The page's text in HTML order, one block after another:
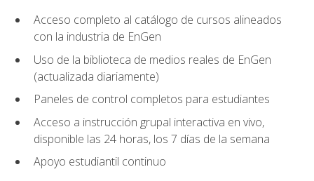
Acceso completo al catálogo de cursos alineados
con la industria de EnGen
Uso de la biblioteca de medios reales de EnGen
(actualizada diariamente)
Paneles de control completos para estudiantes
Acceso a instrucción grupal interactiva en vivo,
disponible las 24 horas, los 7 días de la semana
Apoyo estudiantil continuo